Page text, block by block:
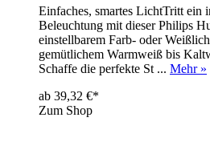
Einfaches, smartes LichtTritt ein
Beleuchtung mit dieser Philips
einstellbarem Farb- oder
gemütlichem Warmweiß bis
Schaffe die perfekte St ... Mehr »
ab 39,32 €*
Zum Shop